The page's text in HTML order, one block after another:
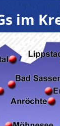
im